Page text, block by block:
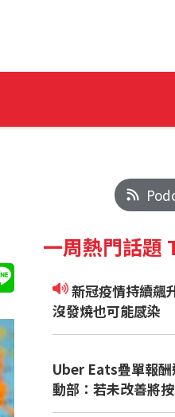
一周熱門話題
新冠疫情持續飆升 常見八大症狀
沒發燒也可能感染
Uber Eats疊單報酬
動部：若未改善將